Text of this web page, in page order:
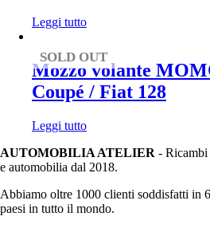
Leggi tutto
SOLD OUT
Mozzo volante
Coupé / Fiat 128
Leggi tutto
AUTOMOBILIA ATELIER - Ricambi
e automobilia dal 2018.
Abbiamo oltre 1000 clienti soddisfatti in
paesi in tutto il mondo.